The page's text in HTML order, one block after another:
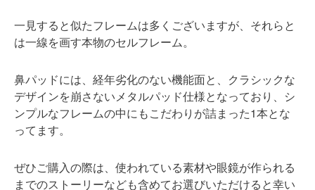
一見すると似たフレームは多くございますが、それらと
は一線を画す本物のセルフレーム。
鼻パッドには、経年劣化のない機能面と、クラシックな
デザインを崩さないメタルパッド仕様となっており、シ
ンプルなフレームの中にもこだわりが詰まった1本とな
ってます。
ぜひご購入の際は、使われている素材や眼鏡が作られる
までのストーリーなども含めてお選びいただけると幸い